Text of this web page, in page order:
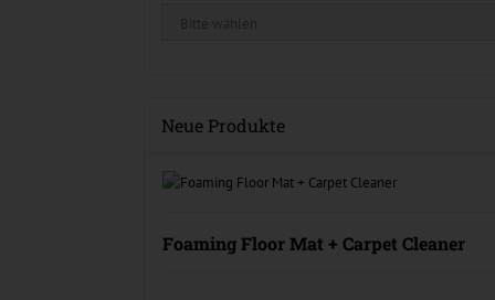
Neue Produkte
Foaming Floor Mat + Carpet Cleaner